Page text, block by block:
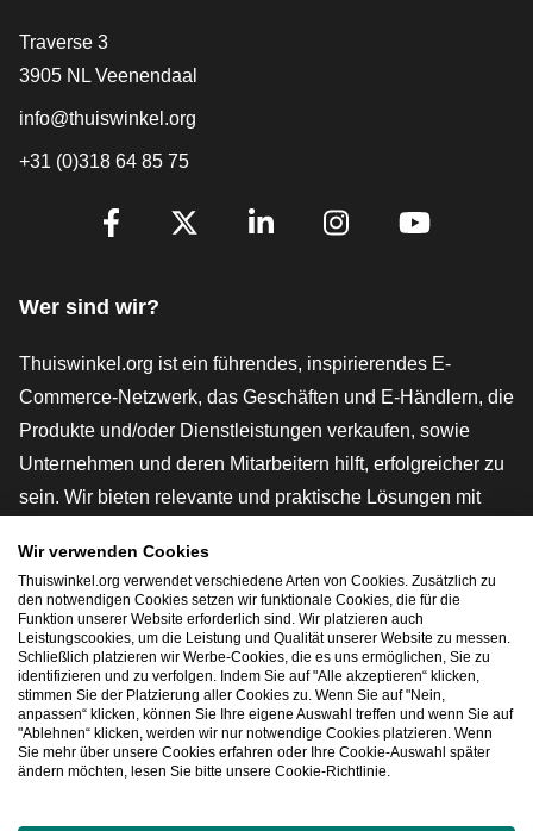
[_General:Contact]
Traverse 3
3905 NL Veenendaal
info@thuiswinkel.org
+31 (0)318 64 85 75
[_General:SocialMediaTitle]
Wer sind wir?
Thuiswinkel.org ist ein führendes, inspirierendes E-
Commerce-Netzwerk, das Geschäften und E-Händlern, die
Produkte und/oder Dienstleistungen verkaufen, sowie
Unternehmen und deren Mitarbeitern hilft, erfolgreicher zu
sein. Wir bieten relevante und praktische Lösungen mit
rechtlichen Instrumenten und Beratung,
Interessenvertretung, Marktforschung und verfügen über
eine eigene Bildungsplattform, die Thuiswinkel e-
Academy.
Schnelles Navigieren
Wir verwenden Cookies
Thuiswinkel.org verwendet verschiedene Arten von Cookies. Zusätzlich zu
den notwendigen Cookies setzen wir funktionale Cookies, die für die
Funktion unserer Website erforderlich sind. Wir platzieren auch
Leistungscookies, um die Leistung und Qualität unserer Website zu messen.
Schließlich platzieren wir Werbe-Cookies, die es uns ermöglichen, Sie zu
identifizieren und zu verfolgen. Indem Sie auf "Alle akzeptieren“ klicken,
stimmen Sie der Platzierung aller Cookies zu. Wenn Sie auf "Nein,
anpassen“ klicken, können Sie Ihre eigene Auswahl treffen und wenn Sie auf
"Ablehnen“ klicken, werden wir nur notwendige Cookies platzieren. Wenn
Sie mehr über unsere Cookies erfahren oder Ihre Cookie-Auswahl später
ändern möchten, lesen Sie bitte unsere Cookie-Richtlinie.